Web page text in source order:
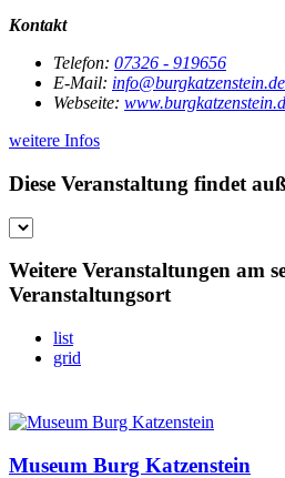
Kontakt
Telefon: 07326 - 919656
E-Mail: info@burgkatzenstein.de
Webseite:
weitere Infos
Diese Veranstaltung findet
Weitere Veranstaltungen am
Veranstaltungsort
list
grid
Museum Burg Katzenstein